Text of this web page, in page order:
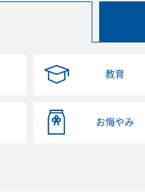
教育
お悔やみ